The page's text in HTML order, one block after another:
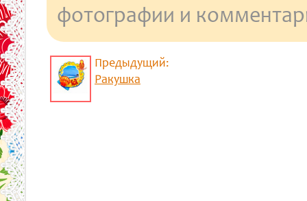
фотографии и
Предыдущий:
Ракушка